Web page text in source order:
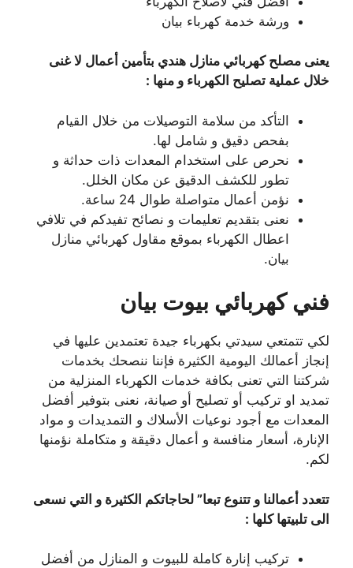
ورشة خدمة كهرباء بيان
يعنى مصلح كهربائي منازل هندي بتأمين أعمال لا غنى
خلال عملية تصليح الكهرباء و منها :
التأكد من سلامة التوصيلات من خلال القيام
بفحص دقيق و شامل لها.
نحرص على استخدام المعدات ذات حداثة و
تطور للكشف الدقيق عن مكان الخلل.
نؤمن أعمال متواصلة طوال 24 ساعة.
نعنى بتقديم تعليمات و نصائح تفيدكم في تلافي
اعطال الكهرباء بموقع مقاول كهربائي منازل
بيان.
فني كهربائي بيوت بيان
لكي تتمتعي سيدتي بكهرباء جيدة تعتمدين عليها في
إنجاز أعمالك اليومية الكثيرة فإننا ننصحك بخدمات
شركتنا التي تعنى بكافة خدمات الكهرباء المنزلية من
تمديد او تركيب أو تصليح أو صيانة، نعنى بتوفير أفضل
المعدات مع أجود نوعيات الأسلاك و التمديدات و مواد
الإنارة، أسعار منافسة و أعمال دقيقة و متكاملة نؤمنها
لكم.
تتعدد أعمالنا و تتنوع تبعا” لحاجاتكم الكثيرة و التي نسعى
الى تلبيتها كلها :
تركيب إنارة كاملة للبيوت و المنازل من أفضل